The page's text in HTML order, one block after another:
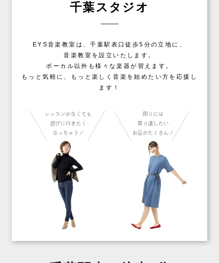
千葉スタジオ
EYS音楽教室は、千葉駅表口徒歩5分の立地に、
音楽教室を設立いたします。
ボーカル以外も様々な楽器が習えます。
もっと気軽に、もっと楽しく音楽を始めたい方を応援し
ます！